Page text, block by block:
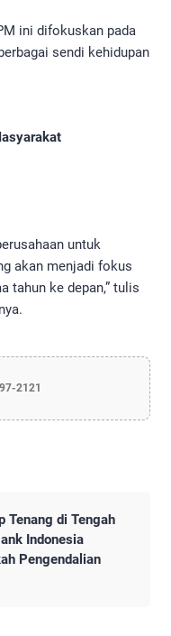
ini difokuskan pada
sendi kehidupan
untuk
akan menjadi fokus
tahun ke depan,” tulis
2121
Tenang di Tengah
Indonesia
Pengendalian